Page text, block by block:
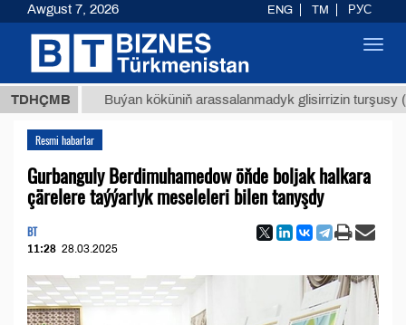
TDHÇMBBuýan köküniň arassalanmadyk glisirrizin turşusy (t.)
Resmi habarlar
Gurbanguly Berdimuhamedow öňde boljak halkara
çärelere taýýarlyk meseleleri bilen tanyşdy
BT
11:28 28.03.2025
Awgust 7, 2026 ENG TM РУС